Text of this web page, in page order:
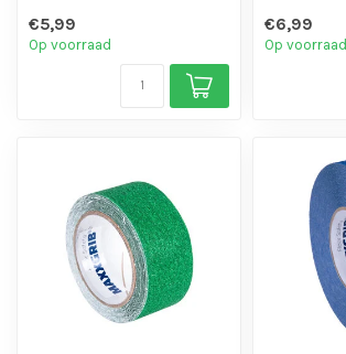
€5,99
Op voorraad
€6,99
Op voorraad